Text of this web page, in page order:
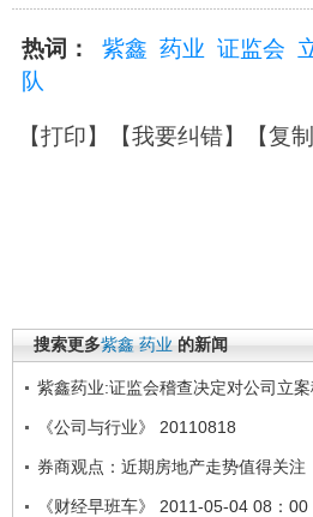
热词： 紫鑫 药业 证监会
队
【打印】【我要纠错】【复
搜索更多紫鑫 药业 的新闻
紫鑫药业:证监会稽查决定对公司立案
《公司与行业》 20110818
券商观点：近期房地产走势值得关注
《财经早班车》 2011-05-04 08：00